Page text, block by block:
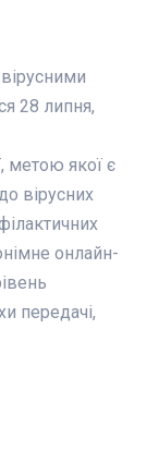
28 липня,
метою якої є
вірусних
онлайн-
передачі,